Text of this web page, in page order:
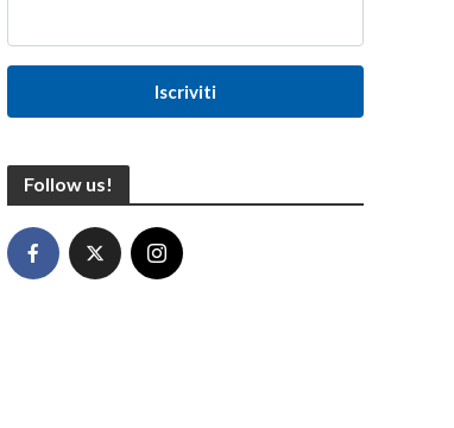
Iscriviti
Follow us!